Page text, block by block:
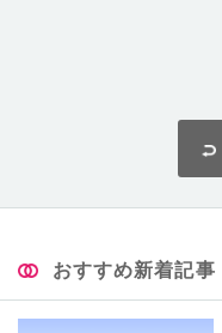
おすすめ新着記事